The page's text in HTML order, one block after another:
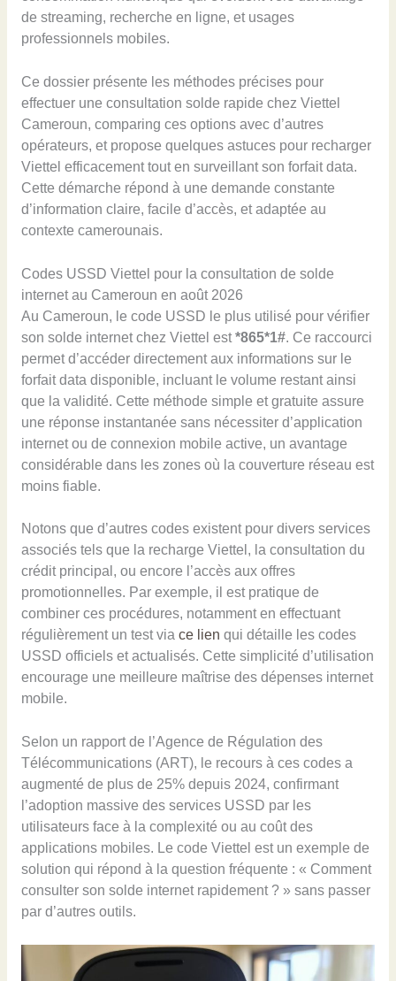
de streaming, recherche en ligne, et usages
professionnels mobiles.
Ce dossier présente les méthodes précises pour
effectuer une consultation solde rapide chez Viettel
Cameroun, comparing ces options avec d’autres
opérateurs, et propose quelques astuces pour recharger
Viettel efficacement tout en surveillant son forfait data.
Cette démarche répond à une demande constante
d’information claire, facile d’accès, et adaptée au
contexte camerounais.
Codes USSD Viettel pour la consultation de solde
internet au Cameroun en août 2026
Au Cameroun, le code USSD le plus utilisé pour vérifier
son solde internet chez Viettel est*865*1#. Ce raccourci
permet d’accéder directement aux informations sur le
forfait data disponible, incluant le volume restant ainsi
que la validité. Cette méthode simple et gratuite assure
une réponse instantanée sans nécessiter d’application
internet ou de connexion mobile active, un avantage
considérable dans les zones où la couverture réseau est
moins fiable.
Notons que d’autres codes existent pour divers services
associés tels que la recharge Viettel, la consultation du
crédit principal, ou encore l’accès aux offres
promotionnelles. Par exemple, il est pratique de
combiner ces procédures, notamment en effectuant
régulièrement un test via ce lien qui détaille les codes
USSD officiels et actualisés. Cette simplicité d’utilisation
encourage une meilleure maîtrise des dépenses internet
mobile.
Selon un rapport de l’Agence de Régulation des
Télécommunications (ART), le recours à ces codes a
augmenté de plus de 25% depuis 2024, confirmant
l’adoption massive des services USSD par les
utilisateurs face à la complexité ou au coût des
applications mobiles. Le code Viettel est un exemple de
solution qui répond à la question fréquente : « Comment
consulter son solde internet rapidement ? » sans passer
par d’autres outils.